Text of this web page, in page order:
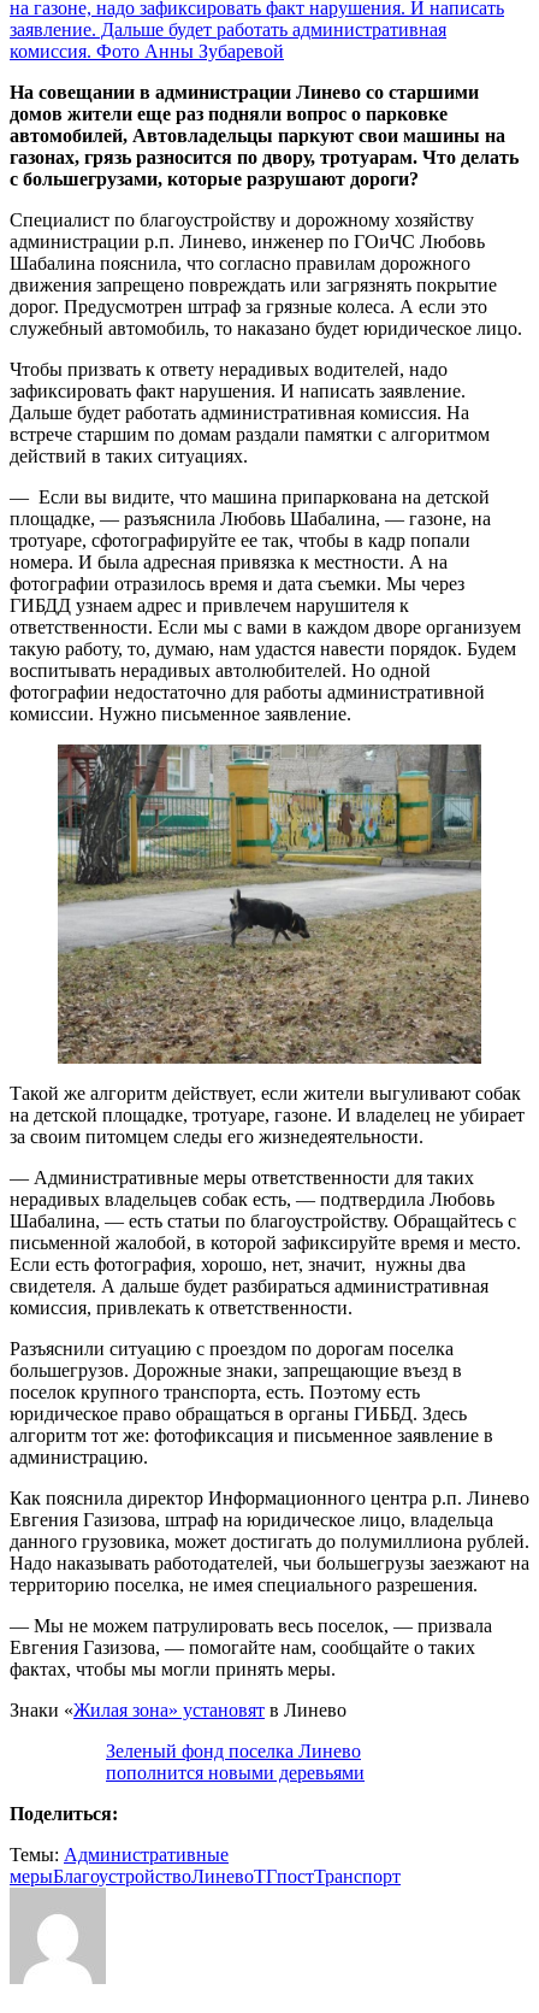
на газоне, надо зафиксировать факт нарушения. И написать
заявление. Дальше будет работать административная
комиссия. Фото Анны Зубаревой
На совещании в администрации Линево со старшими
домов жители еще раз подняли вопрос о парковке
автомобилей, Автовладельцы паркуют свои машины на
газонах, грязь разносится по двору, тротуарам. Что делать
с большегрузами, которые разрушают дороги?
Специалист по благоустройству и дорожному хозяйству
администрации р.п. Линево, инженер по ГОиЧС Любовь
Шабалина пояснила, что согласно правилам дорожного
движения запрещено повреждать или загрязнять покрытие
дорог. Предусмотрен штраф за грязные колеса. А если это
служебный автомобиль, то наказано будет юридическое лицо.
Чтобы призвать к ответу нерадивых водителей, надо
зафиксировать факт нарушения. И написать заявление.
Дальше будет работать административная комиссия. На
встрече старшим по домам раздали памятки с алгоритмом
действий в таких ситуациях.
— Если вы видите, что машина припаркована на детской
площадке, — разъяснила Любовь Шабалина, — газоне, на
тротуаре, сфотографируйте ее так, чтобы в кадр попали
номера. И была адресная привязка к местности. А на
фотографии отразилось время и дата съемки. Мы через
ГИБДД узнаем адрес и привлечем нарушителя к
ответственности. Если мы с вами в каждом дворе организуем
такую работу, то, думаю, нам удастся навести порядок. Будем
воспитывать нерадивых автолюбителей. Но одной
фотографии недостаточно для работы административной
комиссии. Нужно письменное заявление.
Такой же алгоритм действует, если жители выгуливают собак
на детской площадке, тротуаре, газоне. И владелец не убирает
за своим питомцем следы его жизнедеятельности.
— Административные меры ответственности для таких
нерадивых владельцев собак есть, — подтвердила Любовь
Шабалина, — есть статьи по благоустройству. Обращайтесь с
письменной жалобой, в которой зафиксируйте время и место.
Если есть фотография, хорошо, нет, значит, нужны два
свидетеля. А дальше будет разбираться административная
комиссия, привлекать к ответственности.
Разъяснили ситуацию с проездом по дорогам поселка
большегрузов. Дорожные знаки, запрещающие въезд в
поселок крупного транспорта, есть. Поэтому есть
юридическое право обращаться в органы ГИББД. Здесь
алгоритм тот же: фотофиксация и письменное заявление в
администрацию.
Как пояснила директор Информационного центра р.п. Линево
Евгения Газизова, штраф на юридическое лицо, владельца
данного грузовика, может достигать до полумиллиона рублей.
Надо наказывать работодателей, чьи большегрузы заезжают на
территорию поселка, не имея специального разрешения.
— Мы не можем патрулировать весь поселок, — призвала
Евгения Газизова, — помогайте нам, сообщайте о таких
фактах, чтобы мы могли принять меры.
Знаки «Жилая зона» установят в Линево
Зеленый фонд поселка Линево
пополнится новыми деревьями
Поделиться:
Темы: Административные
мерыБлагоустройствоЛиневоТГпостТранспорт